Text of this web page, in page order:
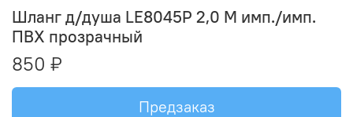
Шланг д/душа LE8045P 2,0 М имп./имп.
ПВХ прозрачный
850 ₽
Предзаказ